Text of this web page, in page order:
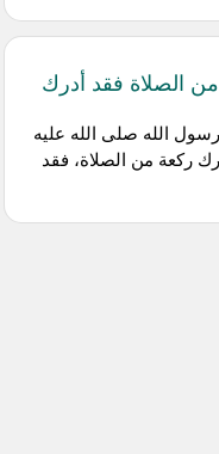
الصلاة فقد أدرك
الله صلى الله عليه
ركعة من الصلاة، فقد